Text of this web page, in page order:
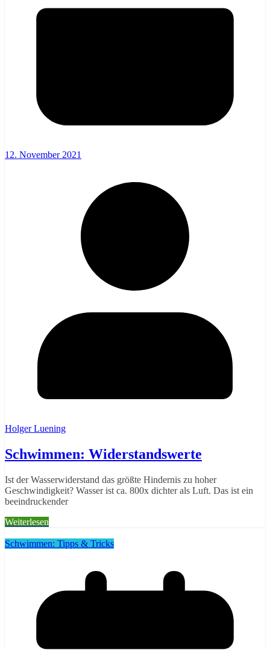
12. November 2021
Holger Luening
Schwimmen: Widerstandswerte
Ist der Wasserwiderstand das größte Hindernis zu hoher
Geschwindigkeit? Wasser ist ca. 800x dichter als Luft. Das ist ein
beeindruckender
Weiterlesen
Schwimmen: Tipps & Tricks